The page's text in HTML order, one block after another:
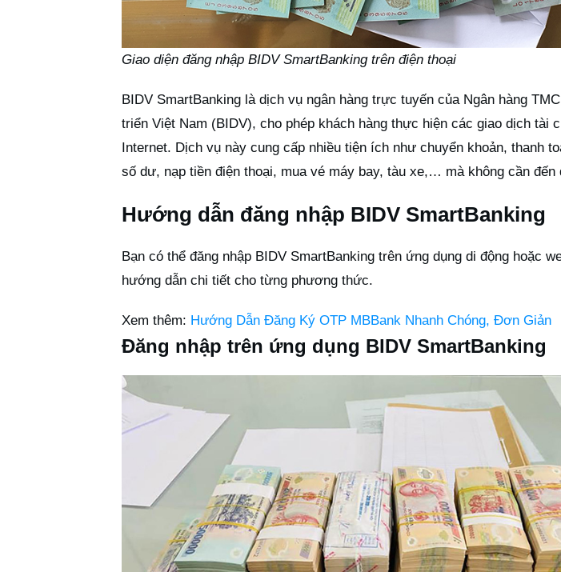
Giao diện đăng nhập BIDV SmartBanking trên điện thoại
BIDV SmartBanking là dịch vụ ngân hàng trực tuyến của Ngân hàng
triển Việt Nam (BIDV), cho phép khách hàng thực hiện các giao dịch tài
Internet. Dịch vụ này cung cấp nhiều tiện ích như chuyển khoản, thanh
số dư, nạp tiền điện thoại, mua vé máy bay, tàu xe,… mà không cần đến
Hướng dẫn đăng nhập BIDV SmartBanking
Bạn có thể đăng nhập BIDV SmartBanking trên ứng dụng di động hoặc
hướng dẫn chi tiết cho từng phương thức.
Xem thêm: Hướng Dẫn Đăng Ký OTP MBBank Nhanh Chóng, Đơn Giản
Đăng nhập trên ứng dụng BIDV SmartBanking